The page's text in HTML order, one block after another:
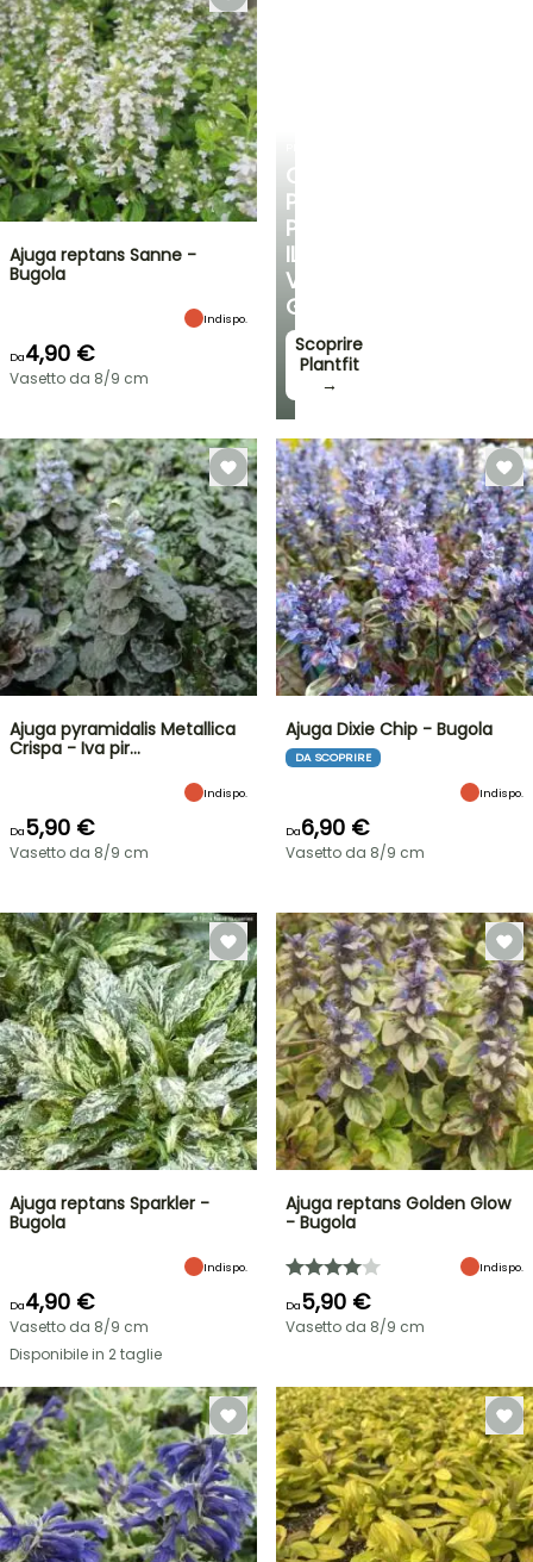
CONSIGLI
PERSONALIZZATI
PER
IL
VOSTRO
GIARDINO
Scoprire
Plantfit
→
Ajuga reptans Sanne -
Bugola
Indispo.
Da4,90 €
Vasetto da 8/9 cm
Ajuga pyramidalis Metallica
Crispa - Iva pir…
Indispo.
Da5,90 €
Vasetto da 8/9 cm
Ajuga Dixie Chip - Bugola
DA SCOPRIRE
Indispo.
Da6,90 €
Vasetto da 8/9 cm
Ajuga reptans Sparkler -
Bugola
Indispo.
Da4,90 €
Vasetto da 8/9 cm
Disponibile in 2 taglie
Ajuga reptans Golden Glow
- Bugola
Indispo.
Da5,90 €
Vasetto da 8/9 cm